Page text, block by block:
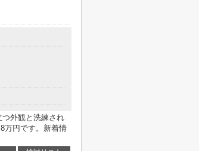
外観と洗練され
万円です。新着情